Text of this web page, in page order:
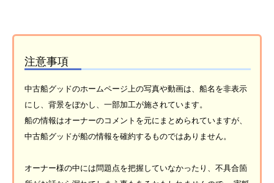
注意事項
中古船グッドのホームページ上の写真や動画は、船名を非表示
にし、背景をぼかし、一部加工が施されています。
船の情報はオーナーのコメントを元にまとめられていますが、
中古船グッドが船の情報を確約するものではありません。
オーナー様の中には問題点を把握していなかったり、不具合箇